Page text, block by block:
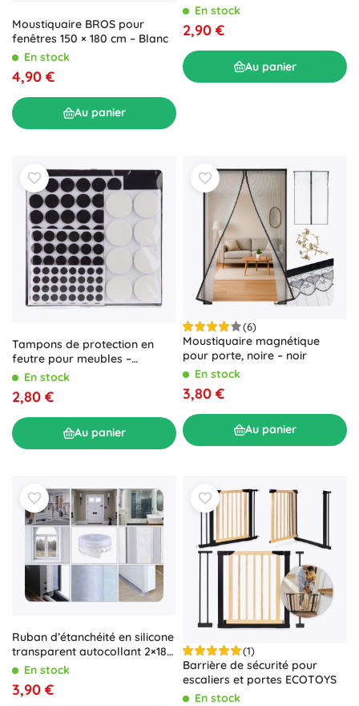
Moustiquaire BROS pour
fenêtres 150 × 180 cm – Blanc
En stock
4,90 €
Au panier
En stock
2,90 €
Au panier
Tampons de protection en
feutre pour meubles –
assortiment de tailles et de
En stock
2,80 €
Au panier
(6)
Moustiquaire magnétique
pour porte, noire – noir
En stock
3,80 €
Au panier
Ruban d’étanchéité en silicone
transparent autocollant 2×180
cmEn stock
3,90 €
(1)
Barrière de sécurité pour
escaliers et portes ECOTOYS
En stock